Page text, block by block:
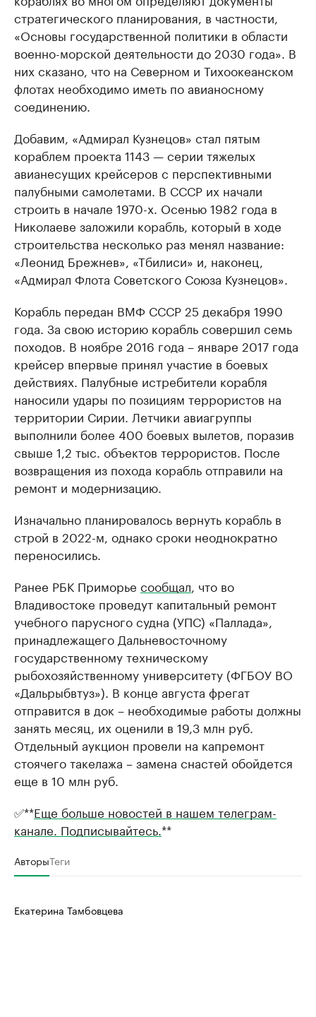
стратегического планирования, в частности,
«Основы государственной политики в области
военно-морской деятельности до 2030 года». В
них сказано, что на Северном и Тихоокеанском
флотах необходимо иметь по авианосному
соединению.
Добавим, «Адмирал Кузнецов» стал пятым
кораблем проекта 1143 — серии тяжелых
авианесущих крейсеров с перспективными
палубными самолетами. В СССР их начали
строить в начале 1970-х. Осенью 1982 года в
Николаеве заложили корабль, который в ходе
строительства несколько раз менял название:
«Леонид Брежнев», «Тбилиси» и, наконец,
«Адмирал Флота Советского Союза Кузнецов».
Корабль передан ВМФ СССР 25 декабря 1990
года. За свою историю корабль совершил семь
походов. В ноябре 2016 года – январе 2017 года
крейсер впервые принял участие в боевых
действиях. Палубные истребители корабля
наносили удары по позициям террористов на
территории Сирии. Летчики авиагруппы
выполнили более 400 боевых вылетов, поразив
свыше 1,2 тыс. объектов террористов. После
возвращения из похода корабль отправили на
ремонт и модернизацию.
Изначально планировалось вернуть корабль в
строй в 2022-м, однако сроки неоднократно
переносились.
Ранее РБК Приморье сообщал , что во
Владивостоке проведут капитальный ремонт
учебного парусного судна (УПС) «Паллада»,
принадлежащего Дальневосточному
государственному техническому
рыбохозяйственному университету (ФГБОУ ВО
«Дальрыбвтуз»). В конце августа фрегат
отправится в док – необходимые работы должны
занять месяц, их оценили в 19,3 млн руб.
Отдельный аукцион провели на капремонт
стоячего такелажа – замена снастей обойдется
еще в 10 млн руб.
✅**Еще больше новостей в нашем телеграм-
канале. Подписывайтесь. **
АвторыТеги
Екатерина Тамбовцева